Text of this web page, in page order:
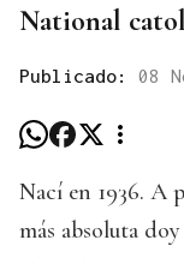
National
Publicado: 08
Nací en 1936. A
más absoluta